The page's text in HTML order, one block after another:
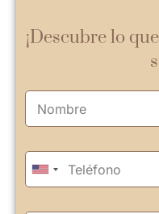
¡Descubre lo